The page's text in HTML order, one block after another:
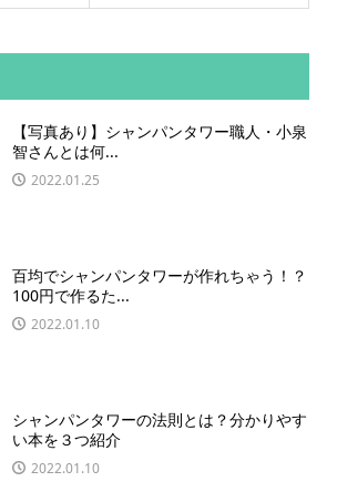
【写真あり】シャンパンタワー職人・小泉
智さんとは何...
2022.01.25
百均でシャンパンタワーが作れちゃう！？
100円で作るた...
2022.01.10
シャンパンタワーの法則とは？分かりやす
い本を３つ紹介
2022.01.10